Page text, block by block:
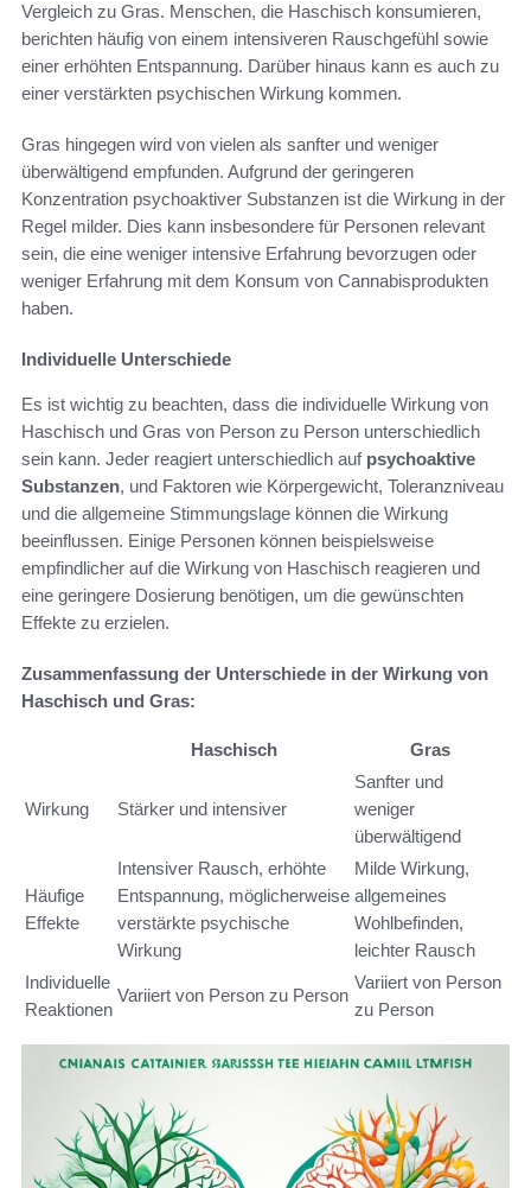
Vergleich zu Gras. Menschen, die Haschisch konsumieren,
berichten häufig von einem intensiveren Rauschgefühl sowie
einer erhöhten Entspannung. Darüber hinaus kann es auch zu
einer verstärkten psychischen Wirkung kommen.
Gras hingegen wird von vielen als sanfter und weniger
überwältigend empfunden. Aufgrund der geringeren
Konzentration psychoaktiver Substanzen ist die Wirkung in der
Regel milder. Dies kann insbesondere für Personen relevant
sein, die eine weniger intensive Erfahrung bevorzugen oder
weniger Erfahrung mit dem Konsum von Cannabisprodukten
haben.
Individuelle Unterschiede
Es ist wichtig zu beachten, dass die individuelle Wirkung von
Haschisch und Gras von Person zu Person unterschiedlich
sein kann. Jeder reagiert unterschiedlich auf psychoaktive
Substanzen, und Faktoren wie Körpergewicht, Toleranzniveau
und die allgemeine Stimmungslage können die Wirkung
beeinflussen. Einige Personen können beispielsweise
empfindlicher auf die Wirkung von Haschisch reagieren und
eine geringere Dosierung benötigen, um die gewünschten
Effekte zu erzielen.
Zusammenfassung der Unterschiede in der Wirkung von
Haschisch und Gras:
Haschisch Gras
Wirkung Stärker und intensiver
Sanfter und
weniger
überwältigend
Häufige
Effekte
Intensiver Rausch, erhöhte
Entspannung, möglicherweise
verstärkte psychische
Wirkung
Milde Wirkung,
allgemeines
Wohlbefinden,
leichter Rausch
Individuelle
Reaktionen
Variiert von Person zu Person
Variiert von Person
zu Person